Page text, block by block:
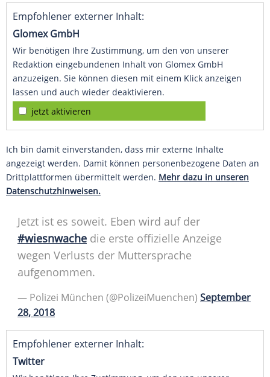
Empfohlener externer Inhalt:
Glomex GmbH
Wir benötigen Ihre Zustimmung, um den von unserer
Redaktion eingebundenen Inhalt von Glomex GmbH
anzuzeigen. Sie können diesen mit einem Klick anzeigen
lassen und auch wieder deaktivieren.
jetzt aktivieren
Ich bin damit einverstanden, dass mir externe Inhalte
angezeigt werden. Damit können personenbezogene Daten an
Drittplattformen übermittelt werden. Mehr dazu in unseren
Datenschutzhinweisen.
Jetzt ist es soweit. Eben wird auf der
#wiesnwache die erste offizielle Anzeige
wegen Verlusts der Muttersprache
aufgenommen.
— Polizei München (@PolizeiMuenchen) September
28, 2018
Empfohlener externer Inhalt:
Twitter